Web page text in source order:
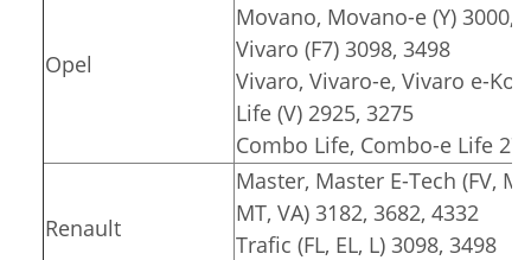
Opel
Movano, Movano-e (Y) 3000,
Vivaro (F7) 3098, 3498
Vivaro, Vivaro-e, Vivaro e-
Life (V) 2925, 3275
Combo Life, Combo-e Life
Renault
Master, Master E-Tech (FV,
MT, VA) 3182, 3682, 4332
Trafic (FL, EL, L) 3098, 3498